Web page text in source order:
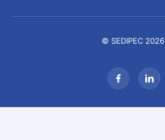
© SEDIPEC 2026